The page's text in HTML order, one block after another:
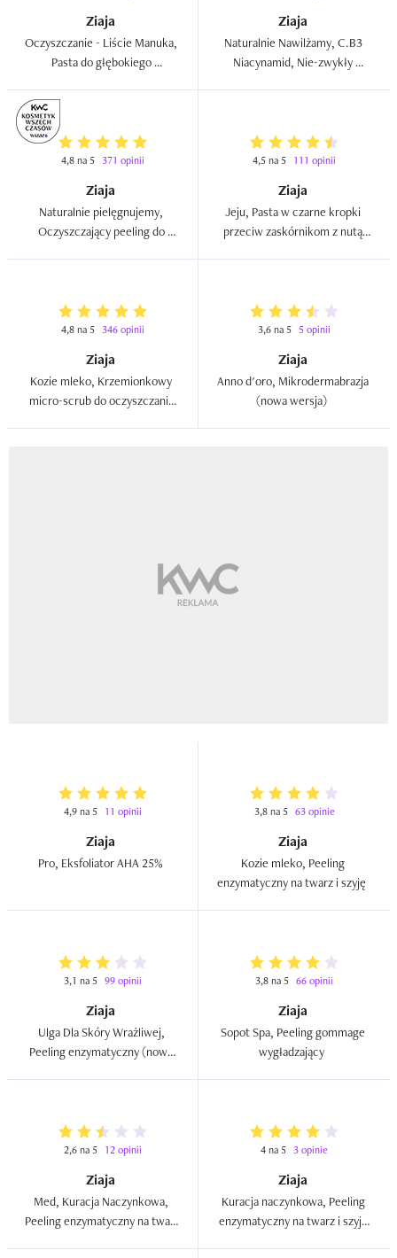
Ziaja
Oczyszczanie - Liście Manuka,
Pasta do głębokiego
Ziaja
Naturalnie Nawilżamy, C.B3
Niacynamid, Nie-zwykły
4,8 na 5 371 opinii
Ziaja
Naturalnie pielęgnujemy,
Oczyszczający peeling do
4,5 na 5 111 opinii
Ziaja
Jeju, Pasta w czarne kropki
przeciw zaskórnikom z nutą
4,8 na 5 346 opinii
Ziaja
Kozie mleko, Krzemionkowy
micro-scrub do oczyszczania
3,6 na 5 5 opinii
Ziaja
Anno d'oro, Mikrodermabrazja
4,9 na 5 11 opinii
Ziaja
3,8 na 5 63 opinie
Ziaja
Kozie mleko, Peeling
3,1 na 5 99 opinii
Ziaja
Ulga Dla Skóry Wrażliwej,
Peeling enzymatyczny (nowa
3,8 na 5 66 opinii
Ziaja
Sopot Spa, Peeling gommage
2,6 na 5 12 opinii
Ziaja
Med, Kuracja Naczynkowa,
Peeling enzymatyczny na twarz
4 na 5 3 opinie
Ziaja
Kuracja naczynkowa, Peeling
enzymatyczny na twarz i szyję